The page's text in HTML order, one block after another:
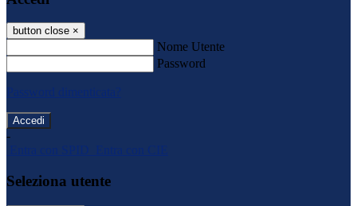
button close ×
Nome Utente
Password
Password dimenticata?
-
Entra con SPID
Entra con CIE
Seleziona utente